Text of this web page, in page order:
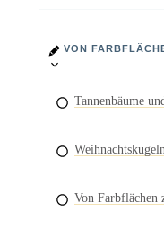
VON
Tannenbäume
Von Farbflächen